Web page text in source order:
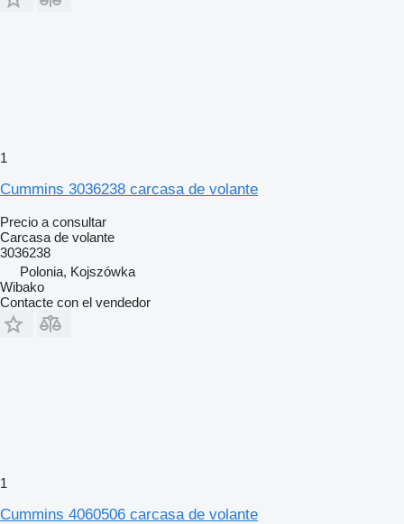
1
Cummins 3036238 carcasa de volante
Precio a consultar
Carcasa de volante
3036238
Polonia, Kojszówka
Wibako
Contacte con el vendedor
1
Cummins 4060506 carcasa de volante